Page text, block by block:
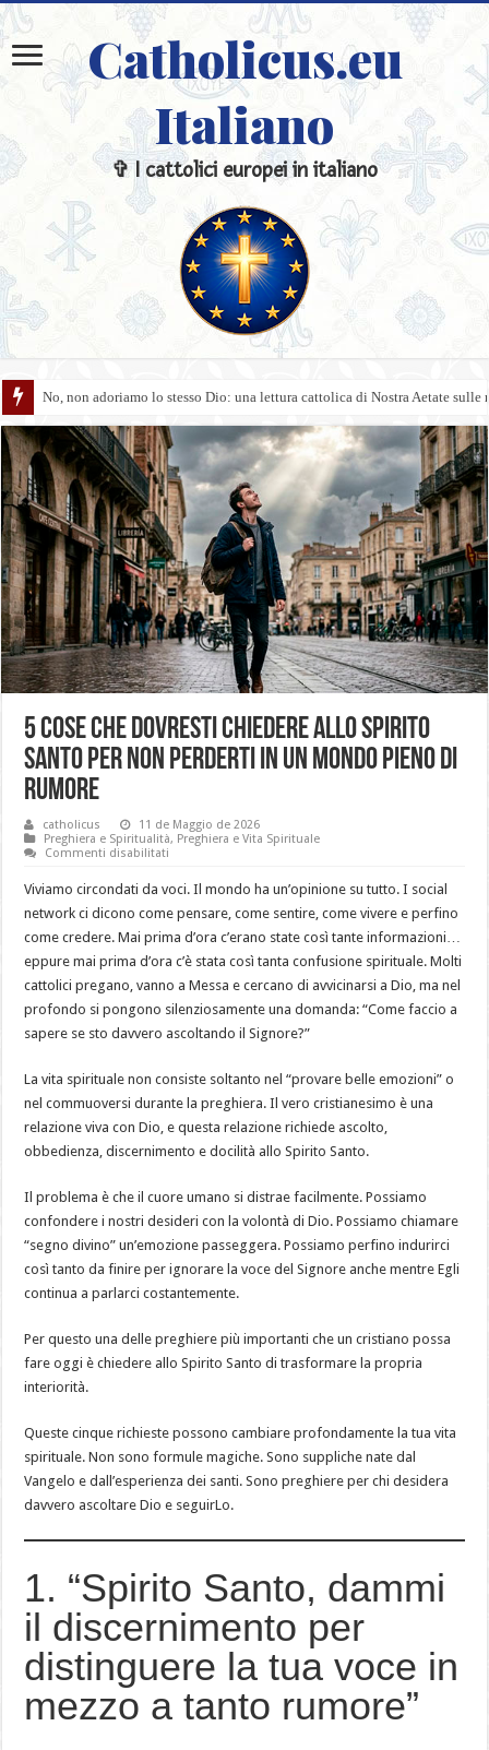
Catholicus.eu
Italiano
✞ I cattolici europei in italiano
Il mito del «Dio a modo mio»: la vera natura divina di fronte al deismo
5 cose che dovresti chiedere allo Spirito
Santo per non perderti in un mondo pieno di
rumore
catholicus
11 de Maggio de 2026
Preghiera e Spiritualità, Preghiera e Vita Spirituale
Commenti disabilitati
cose
che
dovresti
chiedere
allo
Santo
per
non
perderti
un
di
Viviamo circondati da voci. Il mondo ha un’opinione su tutto. I social
network ci dicono come pensare, come sentire, come vivere e perfino
come credere. Mai prima d’ora c’erano state così tante informazioni…
eppure mai prima d’ora c’è stata così tanta confusione spirituale. Molti
cattolici pregano, vanno a Messa e cercano di avvicinarsi a Dio, ma nel
profondo si pongono silenziosamente una domanda: “Come faccio a
sapere se sto davvero ascoltando il Signore?”
La vita spirituale non consiste soltanto nel “provare belle emozioni” o
nel commuoversi durante la preghiera. Il vero cristianesimo è una
relazione viva con Dio, e questa relazione richiede ascolto,
obbedienza, discernimento e docilità allo Spirito Santo.
Il problema è che il cuore umano si distrae facilmente. Possiamo
confondere i nostri desideri con la volontà di Dio. Possiamo chiamare
“segno divino” un’emozione passeggera. Possiamo perfino indurirci
così tanto da finire per ignorare la voce del Signore anche mentre Egli
continua a parlarci costantemente.
Per questo una delle preghiere più importanti che un cristiano possa
fare oggi è chiedere allo Spirito Santo di trasformare la propria
interiorità.
Queste cinque richieste possono cambiare profondamente la tua vita
spirituale. Non sono formule magiche. Sono suppliche nate dal
Vangelo e dall’esperienza dei santi. Sono preghiere per chi desidera
davvero ascoltare Dio e seguirLo.
1. “Spirito Santo, dammi
il discernimento per
distinguere la tua voce in
mezzo a tanto rumore”